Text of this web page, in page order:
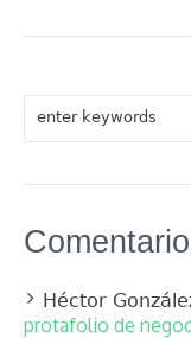
Héctor
protafolio de